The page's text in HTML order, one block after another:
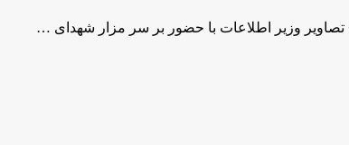
تصاویر وزیر اطلاعات با حضور بر سر مزار شهدای …